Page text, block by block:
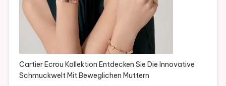
Cartier Ecrou Kollektion Entdecken Sie Die Innovative
Schmuckwelt Mit Beweglichen Muttern